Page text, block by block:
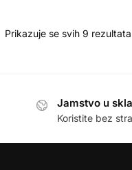
Prikazuje se svih 9 rezultata
Jamstvo u
Koristite bez